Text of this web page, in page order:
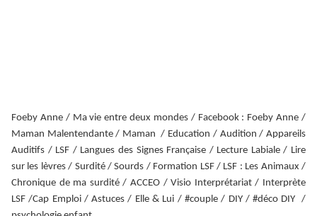
Foeby Anne / Ma vie entre deux mondes / Facebook : Foeby Anne /
Maman Malentendante / Maman / Education / Audition / Appareils
Auditifs / LSF / Langues des Signes Française / Lecture Labiale / Lire
sur les lèvres / Surdité / Sourds / Formation LSF / LSF : Les Animaux /
Chronique de ma surdité / ACCEO / Visio Interprétariat / Interprète
LSF /Cap Emploi / Astuces / Elle & Lui / #couple / DIY / #déco DIY /